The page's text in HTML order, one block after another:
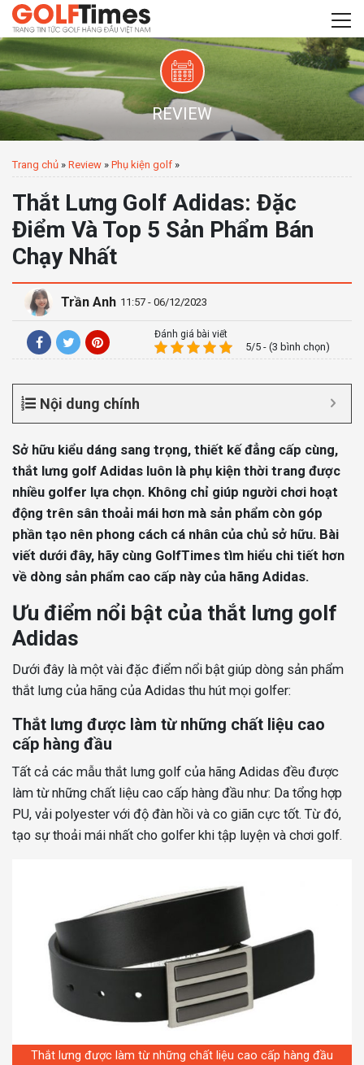
REVIEW
Trang chủ » Review » Phụ kiện golf »
Thắt Lưng Golf Adidas: Đặc
Điểm Và Top 5 Sản Phẩm Bán
Chạy Nhất
Trần Anh 11:57 - 06/12/2023
Đánh giá bài viết
5/5 - (3 bình chọn)
Nội dung chính
Sở hữu kiểu dáng sang trọng, thiết kế đẳng cấp cùng,
thắt lưng golf Adidas luôn là phụ kiện thời trang được
nhiều golfer lựa chọn. Không chỉ giúp người chơi hoạt
động trên sân thoải mái hơn mà sản phẩm còn góp
phần tạo nên phong cách cá nhân của chủ sở hữu. Bài
viết dưới đây, hãy cùng GolfTimes tìm hiểu chi tiết hơn
về dòng sản phẩm cao cấp này của hãng Adidas.
Ưu điểm nổi bật của thắt lưng golf
Adidas
Dưới đây là một vài đặc điểm nổi bật giúp dòng sản phẩm
thắt lưng của hãng của Adidas thu hút mọi golfer:
Thắt lưng được làm từ những chất liệu cao
cấp hàng đầu
Tất cả các mẫu thắt lưng golf của hãng Adidas đều được
làm từ những chất liệu cao cấp hàng đầu như: Da tổng hợp
PU, vải polyester với độ đàn hồi và co giãn cực tốt. Từ đó,
tạo sự thoải mái nhất cho golfer khi tập luyện và chơi golf.
Thắt lưng được làm từ những chất liệu cao cấp hàng đầu